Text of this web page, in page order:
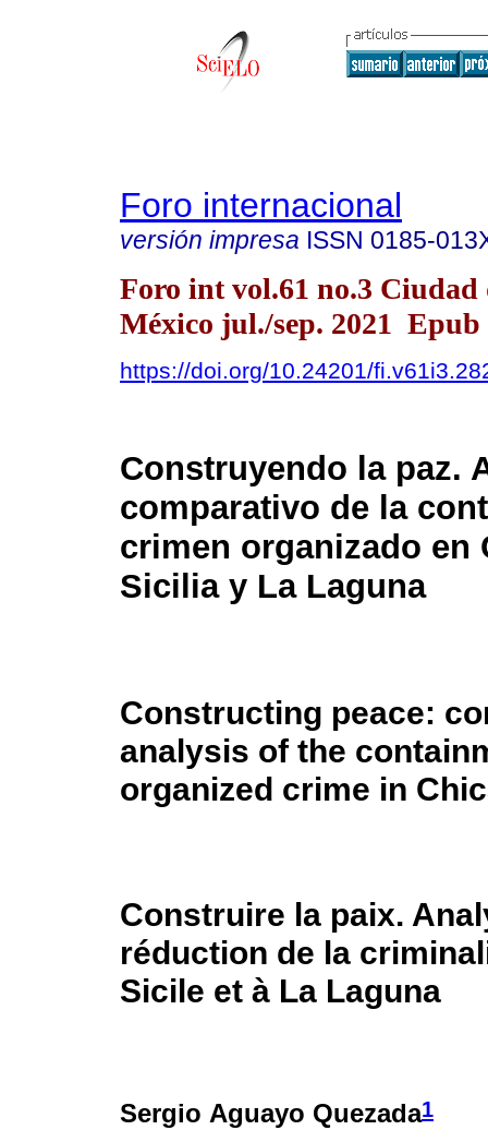
Foro internacional
versión impresa ISSN 0185-
Foro int vol.61 no.3 Ciudad
México jul./sep. 2021 Epub
https://doi.org/10.24201/
Construyendo la paz.
comparativo de la
crimen organizado en
Sicilia y La Laguna
Constructing peace:
analysis of the
organized crime in
Construire la paix.
réduction de la
Sicile et à La Laguna
Sergio Aguayo Quezada1